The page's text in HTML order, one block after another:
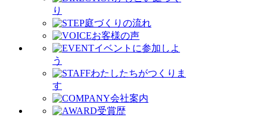
り
庭づくりの流れ
お客様の声
イベントに参加しよ
う
わたしたちがつくりま
す
会社案内
受賞歴